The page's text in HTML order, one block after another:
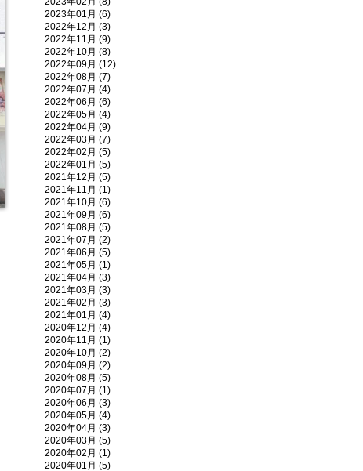
2023年01月 (6)
2022年12月 (3)
2022年11月 (9)
2022年10月 (8)
2022年09月 (12)
2022年08月 (7)
2022年07月 (4)
2022年06月 (6)
2022年05月 (4)
2022年04月 (9)
2022年03月 (7)
2022年02月 (5)
2022年01月 (5)
2021年12月 (5)
2021年11月 (1)
2021年10月 (6)
2021年09月 (6)
2021年08月 (5)
2021年07月 (2)
2021年06月 (5)
2021年05月 (1)
2021年04月 (3)
2021年03月 (3)
2021年02月 (3)
2021年01月 (4)
2020年12月 (4)
2020年11月 (1)
2020年10月 (2)
2020年09月 (2)
2020年08月 (5)
2020年07月 (1)
2020年06月 (3)
2020年05月 (4)
2020年04月 (3)
2020年03月 (5)
2020年02月 (1)
2020年01月 (5)